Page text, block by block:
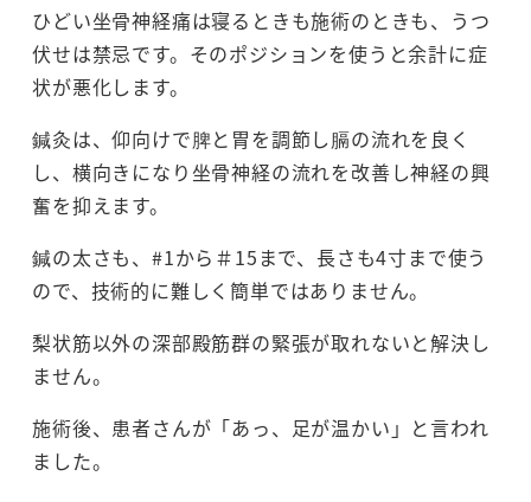
ひどい坐骨神経痛は寝るときも施術のときも、うつ
伏せは禁忌です。そのポジションを使うと余計に症
状が悪化します。
鍼灸は、仰向けで脾と胃を調節し膈の流れを良く
し、横向きになり坐骨神経の流れを改善し神経の興
奮を抑えます。
鍼の太さも、#1から＃15まで、長さも4寸まで使う
ので、技術的に難しく簡単ではありません。
梨状筋以外の深部殿筋群の緊張が取れないと解決し
ません。
施術後、患者さんが「あっ、足が温かい」と言われ
ました。